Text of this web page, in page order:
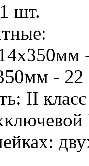
шт.
-
II